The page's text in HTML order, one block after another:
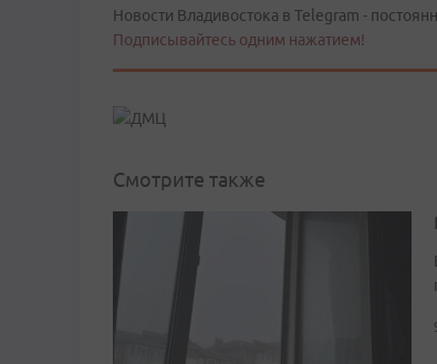
Новости Владивостока в Telegram -
Подписывайтесь одним нажатием!
Смотрите также